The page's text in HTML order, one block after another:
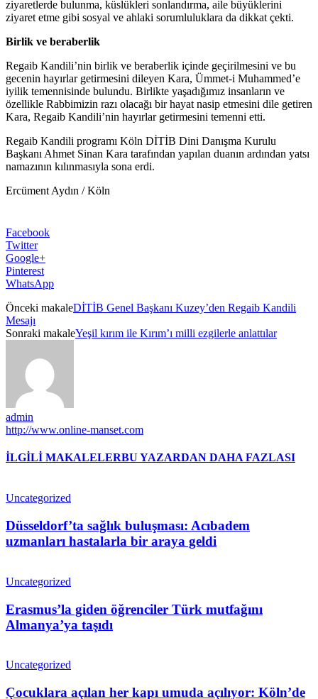
ziyaretlerde bulunma, küslükleri sonlandırma, aile büyüklerini
ziyaret etme gibi sosyal ve ahlaki sorumluluklara da dikkat çekti.
Birlik ve beraberlik
Regaib Kandili’nin birlik ve beraberlik içinde geçirilmesini ve bu
gecenin hayırlar getirmesini dileyen Kara, Ümmet-i Muhammed’e
iyilik temennisinde bulundu. Birlikte yaşadığımız insanların ve
özellikle Rabbimizin razı olacağı bir hayat nasip etmesini dile getiren
Kara, Regaib Kandili’nin hayırlar getirmesini temenni etti.
Regaib Kandili programı Köln DİTİB Dini Danışma Kurulu
Başkanı Ahmet Sinan Kara tarafından yapılan duanın ardından yatsı
namazının kılınmasıyla sona erdi.
Ercüment Aydın / Köln
Facebook
Twitter
Google+
Pinterest
WhatsApp
Önceki makaleDİTİB Genel Başkanı Kuzey’den Regaib Kandili
Mesajı
Sonraki makaleYeşil kırım ile Kırım’ı milli ezgilerle anlattılar
admin
http://www.online-manset.com
İLGİLİ MAKALELERBU YAZARDAN DAHA FAZLASI
Uncategorized
Düsseldorf’ta sağlık buluşması: Acıbadem
uzmanları hastalarla bir araya geldi
Uncategorized
Erasmus’la giden öğrenciler Türk mutfağını
Almanya’ya taşıdı
Uncategorized
Çocuklara açılan her kapı umuda açılıyor: Köln’de